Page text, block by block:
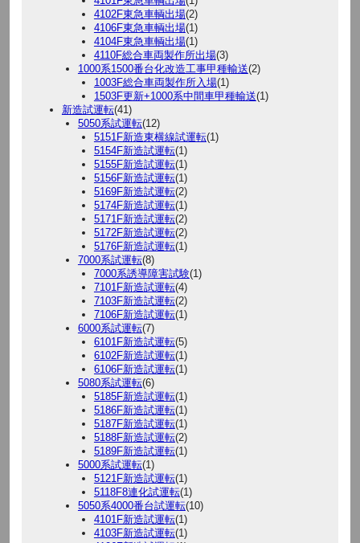
4102F東急車輌出場(2)
4106F東急車輌出場(1)
4104F東急車輌出場(1)
4110F総合車両製作所出場(3)
1000系1500番台化改造工事甲種輸送(2)
1003F総合車両製作所入場(1)
1503F更新+1000系中間車甲種輸送(1)
新造試運転(41)
5050系試運転(12)
5151F新造東横線試運転(1)
5154F新造試運転(1)
5155F新造試運転(1)
5156F新造試運転(1)
5169F新造試運転(2)
5174F新造試運転(1)
5171F新造試運転(2)
5172F新造試運転(2)
5176F新造試運転(1)
7000系試運転(8)
7000系誘導障害試験(1)
7101F新造試運転(4)
7103F新造試運転(2)
7106F新造試運転(1)
6000系試運転(7)
6101F新造試運転(5)
6102F新造試運転(1)
6106F新造試運転(1)
5080系試運転(6)
5185F新造試運転(1)
5186F新造試運転(1)
5187F新造試運転(1)
5188F新造試運転(2)
5189F新造試運転(1)
5000系試運転(1)
5121F新造試運転(1)
5118F8連化試運転(1)
5050系4000番台試運転(10)
4101F新造試運転(1)
4103F新造試運転(1)